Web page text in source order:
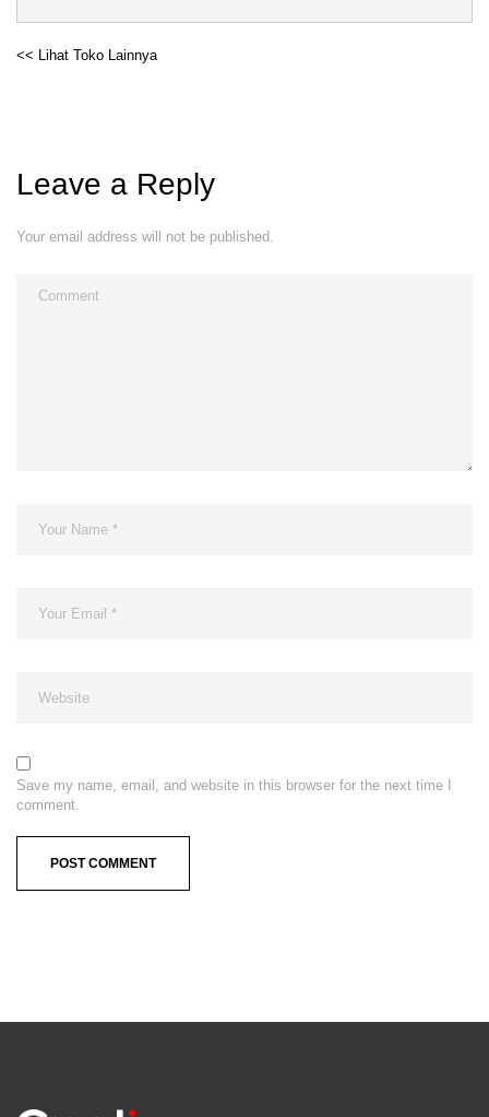
<< Lihat Toko Lainnya
Leave a Reply
Your email address will not be published.
Save my name, email, and website in this browser for the next time I
comment.